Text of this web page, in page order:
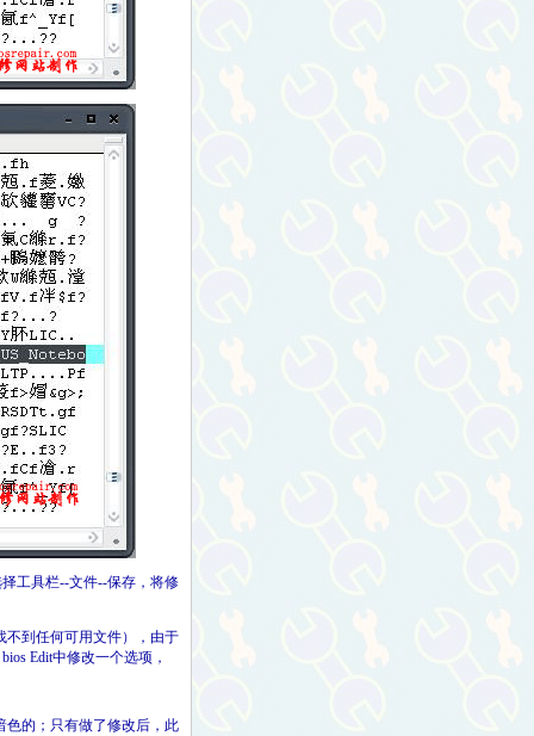
工具栏--文件--保存，将修
不到任何可用文件），由于
Edit中修改一个选项，
色的；只有做了修改后，此